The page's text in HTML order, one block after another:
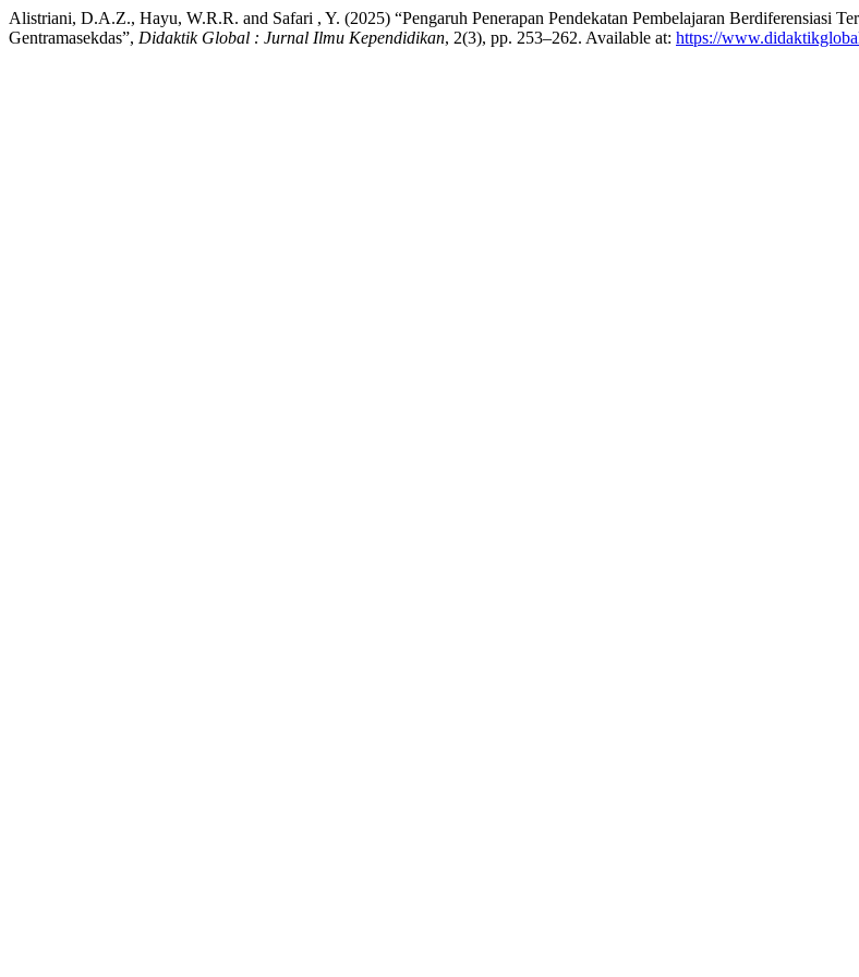
Alistriani, D.A.Z., Hayu, W.R.R. and Safari , Y. (2025) “Pengaruh Penerapan Pendekatan Pembelajaran Berdiferensiasi
Gentramasekdas”, Didaktik Global : Jurnal Ilmu Kependidikan, 2(3), pp. 253–262. Available at: https://